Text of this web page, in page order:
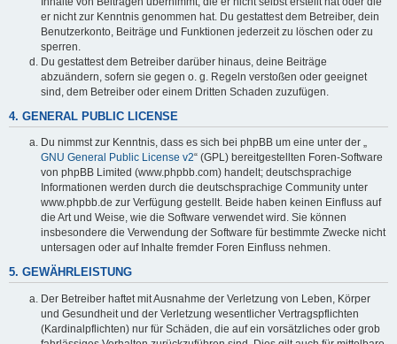
er nicht zur Kenntnis genommen hat. Du gestattest dem Betreiber, dein
Benutzerkonto, Beiträge und Funktionen jederzeit zu löschen oder zu
sperren.
Du gestattest dem Betreiber darüber hinaus, deine Beiträge
abzuändern, sofern sie gegen o. g. Regeln verstoßen oder geeignet
sind, dem Betreiber oder einem Dritten Schaden zuzufügen.
4. GENERAL PUBLIC LICENSE
Du nimmst zur Kenntnis, dass es sich bei phpBB um eine unter der „
GNU General Public License v2“ (GPL) bereitgestellten Foren-Software
von phpBB Limited (www.phpbb.com) handelt; deutschsprachige
Informationen werden durch die deutschsprachige Community unter
www.phpbb.de zur Verfügung gestellt. Beide haben keinen Einfluss auf
die Art und Weise, wie die Software verwendet wird. Sie können
insbesondere die Verwendung der Software für bestimmte Zwecke nicht
untersagen oder auf Inhalte fremder Foren Einfluss nehmen.
5. GEWÄHRLEISTUNG
Der Betreiber haftet mit Ausnahme der Verletzung von Leben, Körper
und Gesundheit und der Verletzung wesentlicher Vertragspflichten
(Kardinalpflichten) nur für Schäden, die auf ein vorsätzliches oder grob